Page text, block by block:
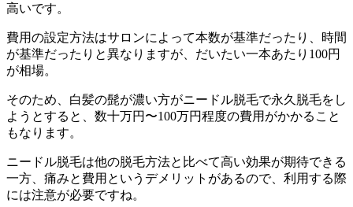
高いです。
費用の設定方法はサロンによって本数が基準だったり、時間
が基準だったりと異なりますが、だいたい一本あたり100円
が相場。
そのため、 白髪の髭が濃い方がニードル脱毛で永久脱毛をし
ようとすると、数十万円〜100万円程度の費用がかかる こと
もなります。
ニードル脱毛は他の脱毛方法と比べて高い効果が期待できる
一方、痛みと費用というデメリットがあるので、利用する際
には注意が必要ですね。